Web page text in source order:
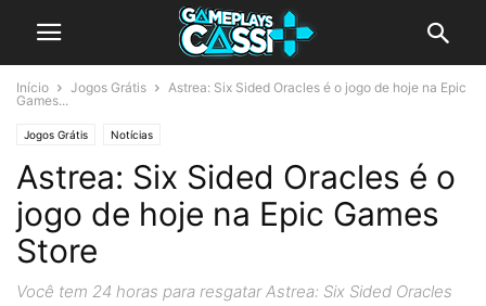
Início Jogos Grátis
Astrea: Six Sided Oracles é o jogo de hoje na Epic
Games...
Jogos Grátis Notícias
Astrea: Six Sided Oracles é o
jogo de hoje na Epic Games
Store
Você tem 24 horas para resgatar Astrea: Six Sided Oracles